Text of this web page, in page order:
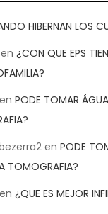
HIBERNAN LOS
en ¿CON QUE EPS
en PODE TOMAR
en PODE
TOMOGRAFIA?
en ¿QUE ES MEJOR